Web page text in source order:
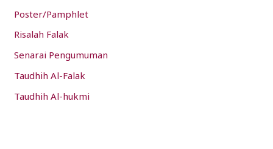
Poster/Pamphlet
Risalah Falak
Senarai Pengumuman
Taudhih Al-Falak
Taudhih Al-hukmi